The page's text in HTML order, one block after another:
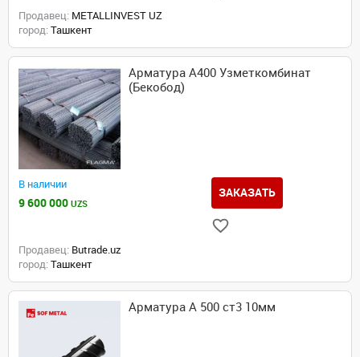
Продавец: METALLINVEST UZ
город: Ташкент
Арматура А400 Узметкомбинат
(Бекобод)
В наличии
9 600 000 UZS
ЗАКАЗАТЬ
Продавец: Butrade.uz
город: Ташкент
Арматура А 500 ст3 10мм